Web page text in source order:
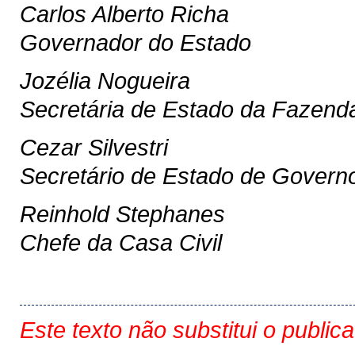
Carlos Alberto Richa
Governador do Estado
Jozélia Nogueira
Secretária de Estado da
Cezar Silvestri
Secretário de Estado de
Reinhold Stephanes
Chefe da Casa Civil
Este texto não substitui o